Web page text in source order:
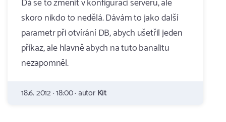
Dá se to změnit v konfiguraci serveru, ale
skoro nikdo to nedělá. Dávám to jako další
parametr při otvírání DB, abych ušetřil jeden
příkaz, ale hlavně abych na tuto banalitu
nezapomněl.
18.6. 2012 · 18:00 · autorKit